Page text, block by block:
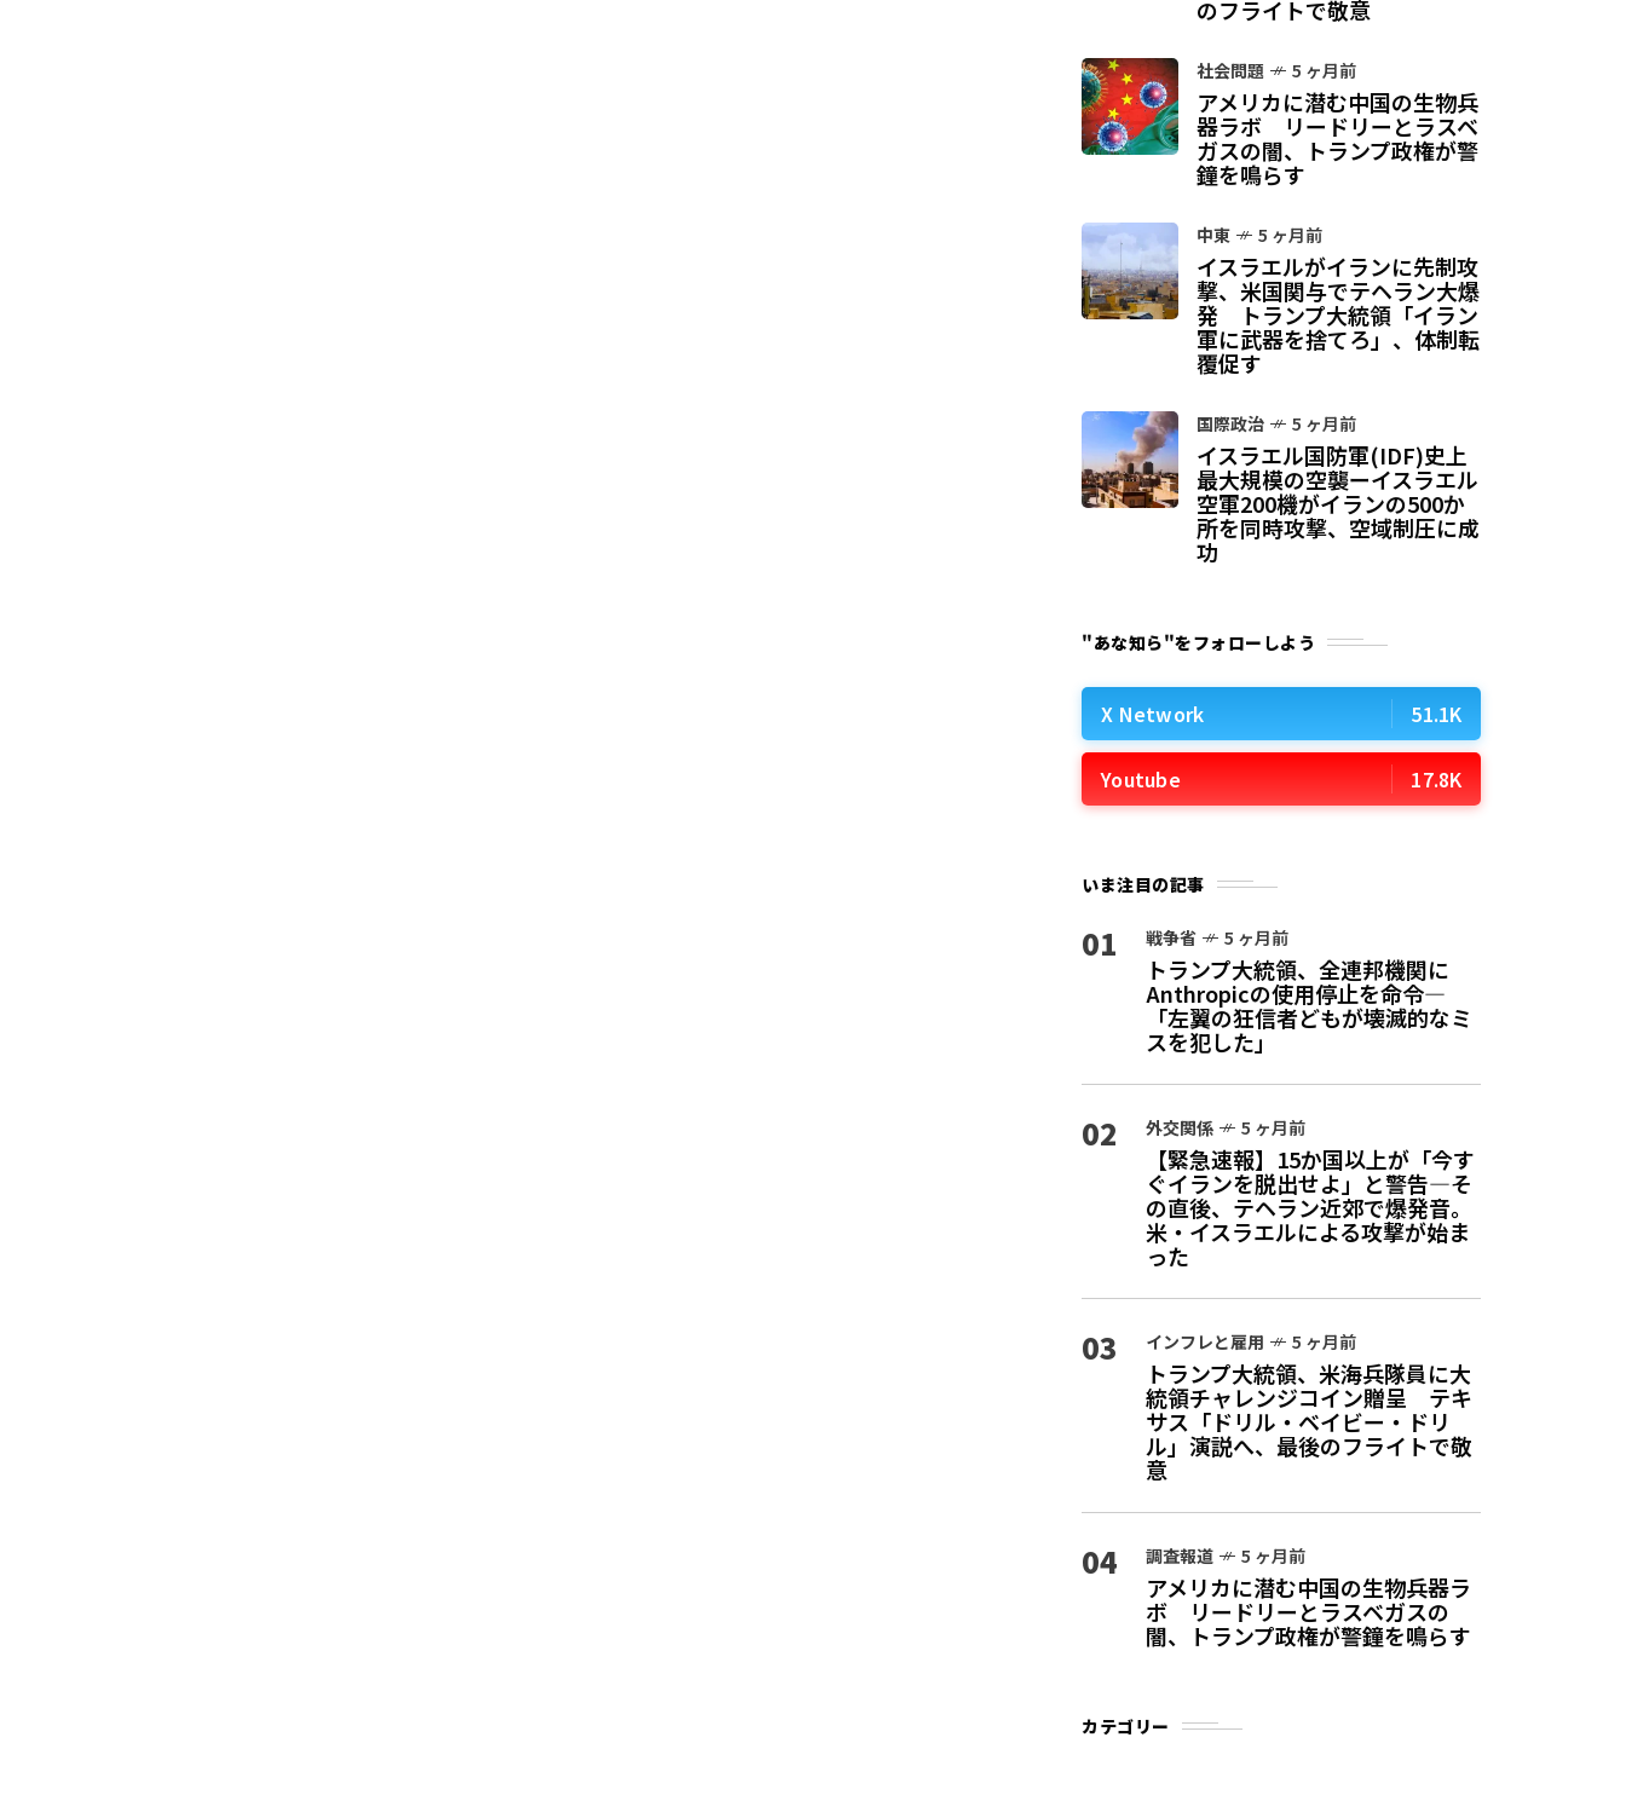
のフライトで敬意
社会問題 5 ヶ月前
アメリカに潜む中国の生物兵
器ラボ リードリーとラスベ
ガスの闇、トランプ政権が警
鐘を鳴らす
中東 5 ヶ月前
イスラエルがイランに先制攻
撃、米国関与でテヘラン大爆
発 トランプ大統領「イラン
軍に武器を捨てろ」、体制転
覆促す
国際政治 5 ヶ月前
イスラエル国防軍(IDF)史上
最大規模の空襲ーイスラエル
空軍200機がイランの500か
所を同時攻撃、空域制圧に成
功
"あな知ら"をフォローしよう
X Network 51.1K
Youtube 17.8K
いま注目の記事
01 戦争省 5 ヶ月前
トランプ大統領、全連邦機関に
Anthropicの使用停止を命令—
「左翼の狂信者どもが壊滅的なミ
スを犯した」
02 外交関係 5 ヶ月前
【緊急速報】15か国以上が「今す
ぐイランを脱出せよ」と警告—そ
の直後、テヘラン近郊で爆発音。
米・イスラエルによる攻撃が始ま
った
03 インフレと雇用 5 ヶ月前
トランプ大統領、米海兵隊員に大
統領チャレンジコイン贈呈 テキ
サス「ドリル・ベイビー・ドリ
ル」演説へ、最後のフライトで敬
意
04 調査報道 5 ヶ月前
アメリカに潜む中国の生物兵器ラ
ボ リードリーとラスベガスの
闇、トランプ政権が警鐘を鳴らす
カテゴリー